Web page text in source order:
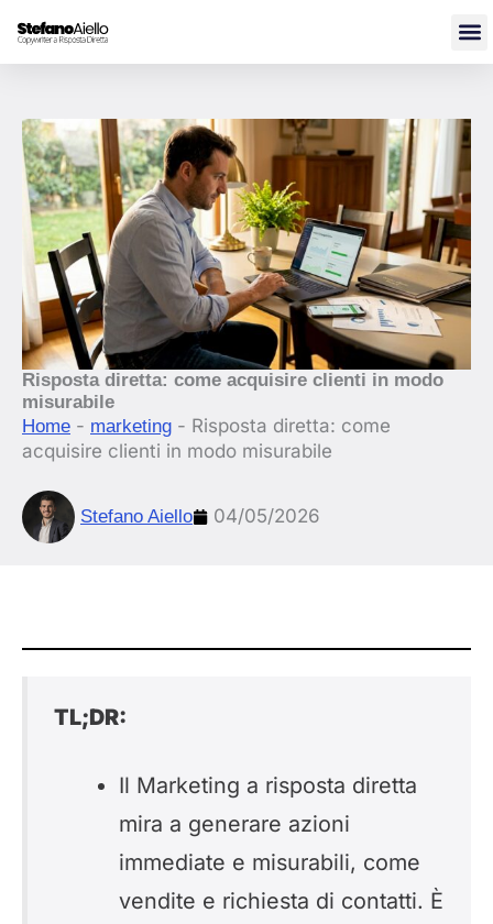
contenuto
Risposta diretta: come acquisire clienti in modo
misurabile
Home - marketing - Risposta diretta: come
acquisire clienti in modo misurabile
Stefano Aiello 04/05/2026
TL;DR:
Il Marketing a risposta diretta
mira a generare azioni
immediate e misurabili, come
vendite e richiesta di contatti. È